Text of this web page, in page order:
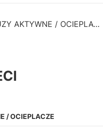
BLUZY AKTYWNE / OCIEPLACZE
/ OCIEPLACZE